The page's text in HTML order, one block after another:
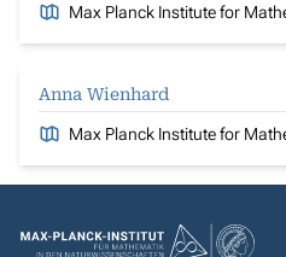
Max Planck Institute for
Anna Wienhard
Max Planck Institute for